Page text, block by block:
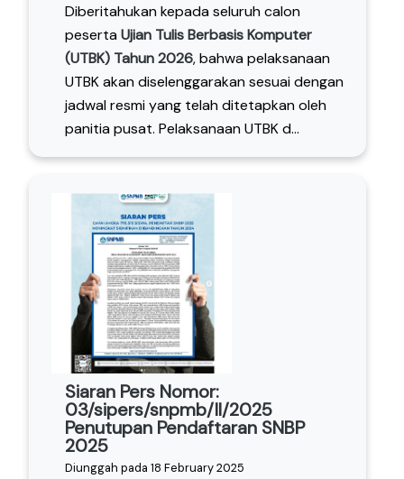
Diberitahukan kepada seluruh calon
pesertaUjian Tulis Berbasis Komputer
(UTBK) Tahun 2026, bahwa pelaksanaan
UTBK akan diselenggarakan sesuai dengan
jadwal resmi yang telah ditetapkan oleh
panitia pusat. Pelaksanaan UTBK d...
Siaran Pers Nomor:
03/sipers/snpmb/II/2025
Penutupan Pendaftaran SNBP
2025
Diunggah pada 18 February 2025